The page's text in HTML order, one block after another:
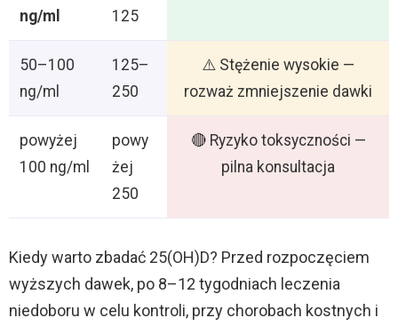
ng/ml
125
50–100
ng/ml
125–
250
⚠️ Stężenie wysokie —
rozważ zmniejszenie dawki
powyżej
100 ng/ml
powy
żej
250
🔴 Ryzyko toksyczności —
pilna konsultacja
Kiedy warto zbadać 25(OH)D? Przed rozpoczęciem
wyższych dawek, po 8–12 tygodniach leczenia
niedoboru w celu kontroli, przy chorobach kostnych i